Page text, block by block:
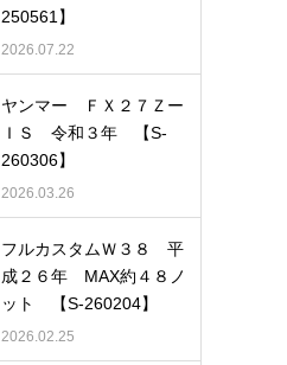
250561】
2026.07.22
ヤンマー ＦＸ２７Ｚー
ＩＳ 令和３年 【S-
260306】
2026.03.26
フルカスタムＷ３８ 平
成２６年 MAX約４８ノ
ット 【S-260204】
2026.02.25